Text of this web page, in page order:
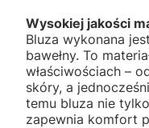
Wysokiej jakości
Bluza wykonana
bawełny. To
właściwościach –
skóry, a
temu bluza nie
zapewnia komfort